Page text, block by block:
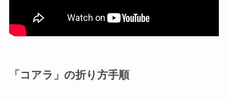
「コアラ」の折り方手順